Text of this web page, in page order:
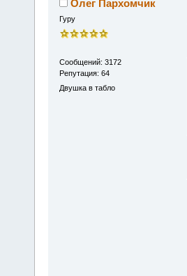
Олег Пархомчик
Гуру
Сообщений: 3172
Репутация: 64
Двушка в табло